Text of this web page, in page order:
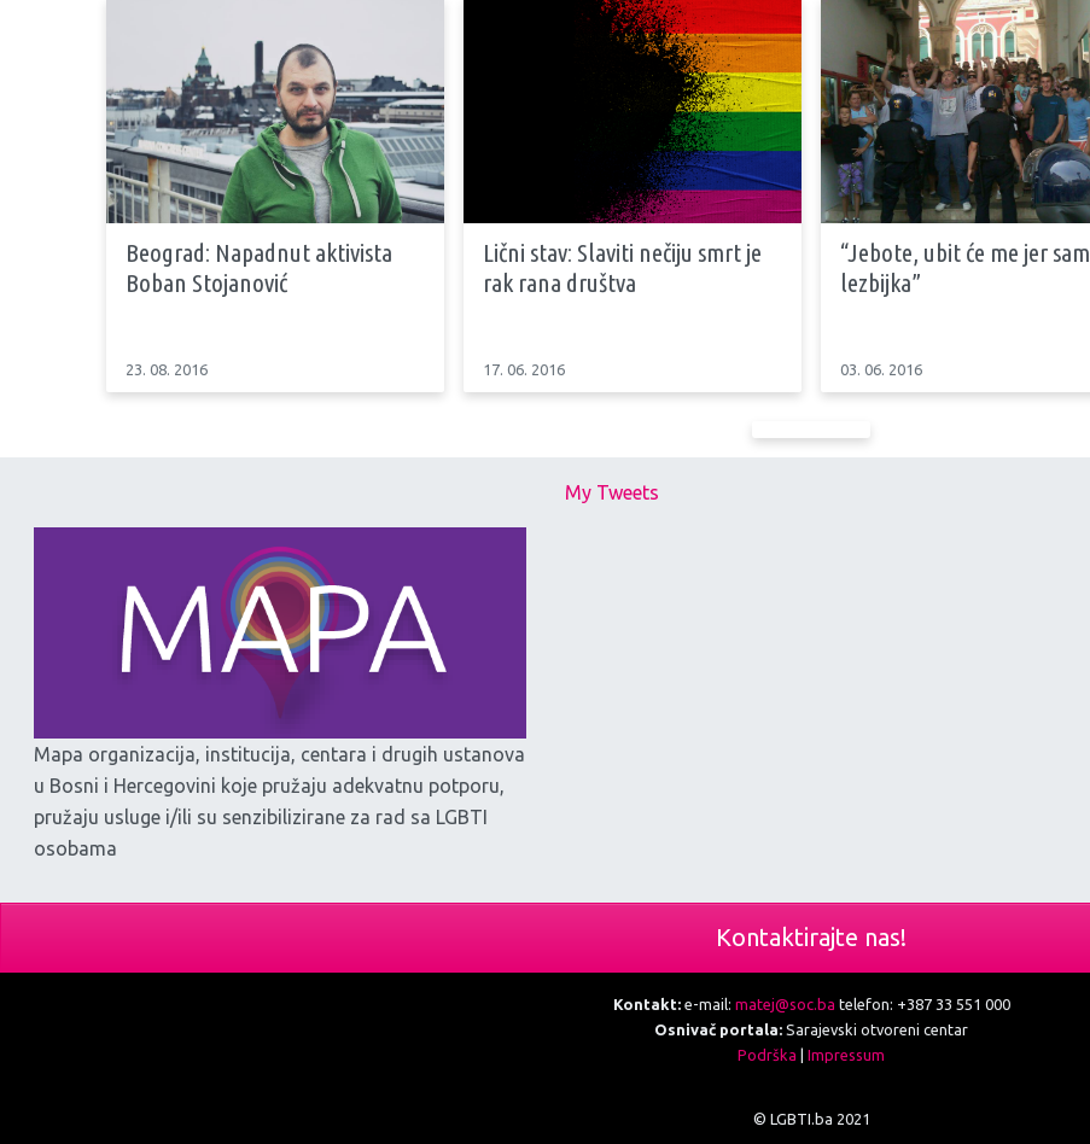
Beograd: Napadnut aktivista
Boban Stojanović
23. 08. 2016
Lični stav: Slaviti nečiju smrt je
rak rana društva
17. 06. 2016
“Jebote, ubit će me jer sam
lezbijka”
03. 06. 2016
Mapa organizacija, institucija, centara i drugih ustanova
u Bosni i Hercegovini koje pružaju adekvatnu potporu,
pružaju usluge i/ili su senzibilizirane za rad sa LGBTI
osobama
My Tweets
Kontaktirajte nas!
Kontakt:e-mail: matej@soc.ba telefon: +387 33 551 000
Osnivač portala: Sarajevski otvoreni centar
Podrška
Impressum
© LGBTI.ba 2021